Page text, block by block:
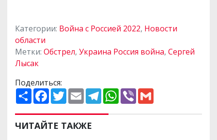
Категории: Война с Россией 2022, Новости
области
Метки: Обстрел, Украина Россия война, Сергей
Лысак
Поделиться:
П
о
ш
и
р
и
F
a
c
e
b
o
T
w
t
t
e
E
m
a
i
l
T
e
e
W
h
a
V
b
ЧИТАЙТЕ ТАКЖЕ